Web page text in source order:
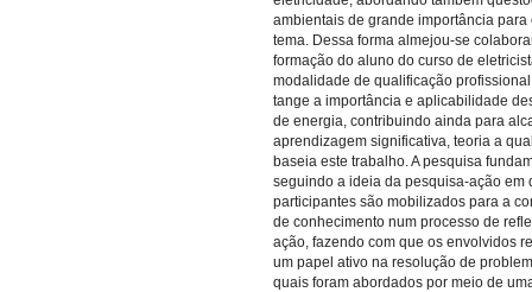
ambientais de grande importância para
tema. Dessa forma almejou-se
formação do aluno do curso de
modalidade de qualificação
tange a importância e aplicabilidade
de energia, contribuindo ainda para
aprendizagem significativa, teoria a
baseia este trabalho. A pesquisa
seguindo a ideia da pesquisa-ação em
participantes são mobilizados para a
de conhecimento num processo de
ação, fazendo com que os envolvidos
um papel ativo na resolução de
quais foram abordados por meio de